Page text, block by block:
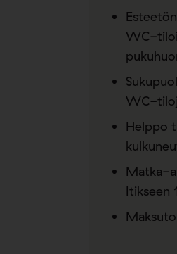
WC-
WC-
Helppo
Matka-
Itikseen